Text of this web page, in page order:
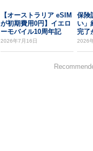
【オーストラリア eSIM
が初期費用0円】イエロ
ーモバイル10周年記
念！サクっと...
2026年7月16日
保険
い」
完了
険証
2026